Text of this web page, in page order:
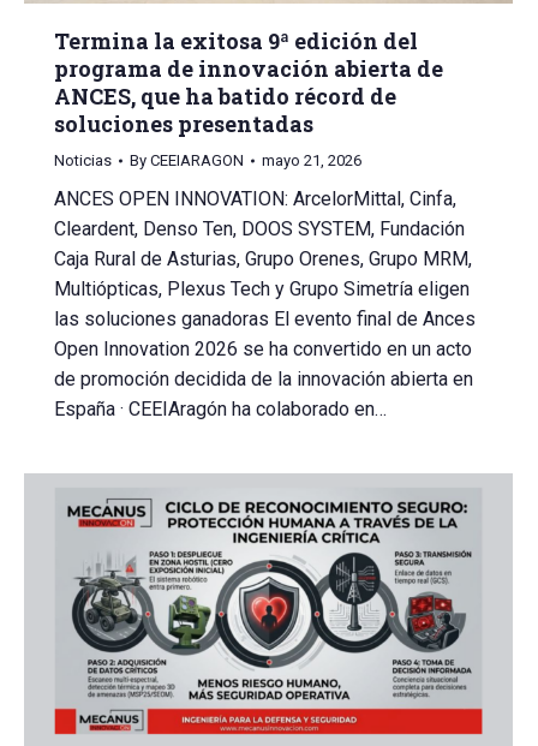
Termina la exitosa 9ª edición del
programa de innovación abierta de
ANCES, que ha batido récord de
soluciones presentadas
Noticias By CEEIARAGON mayo 21, 2026
ANCES OPEN INNOVATION: ArcelorMittal, Cinfa,
Cleardent, Denso Ten, DOOS SYSTEM, Fundación
Caja Rural de Asturias, Grupo Orenes, Grupo MRM,
Multiópticas, Plexus Tech y Grupo Simetría eligen
las soluciones ganadoras El evento final de Ances
Open Innovation 2026 se ha convertido en un acto
de promoción decidida de la innovación abierta en
España · CEEIAragón ha colaborado en…